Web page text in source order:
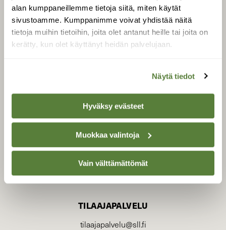
alan kumppaneillemme tietoja siitä, miten käytät
sivustoamme. Kumppanimme voivat yhdistää näitä
tietoja muihin tietoihin, joita olet antanut heille tai joita on
kerätty, kun olet käyttänyt heidän palvelujaan.
Näytä tiedot
Hyväksy evästeet
Muokkaa valintoja
Vain välttämättömät
SUOMEN LUONNON­
SUOJELU­LIITTO
Suomen Luonto -lehden
luonnonsuojelu­liitto.
TILAAJAPALVELU
tilaajapalvelu@sll.fi